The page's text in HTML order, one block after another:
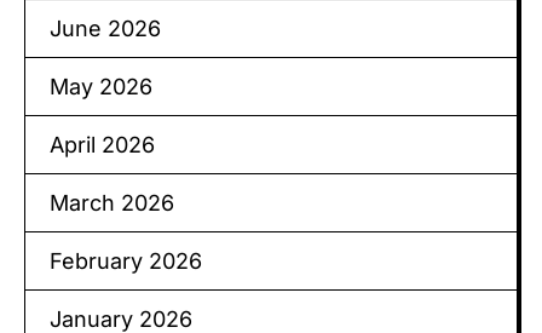
June 2026
May 2026
April 2026
March 2026
February 2026
January 2026